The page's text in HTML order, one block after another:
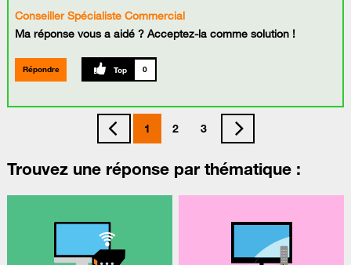
Conseiller Spécialiste Commercial
Ma réponse vous a aidé ? Acceptez-la comme solution !
Répondre 0
1 2 3
Trouvez une réponse par thématique :